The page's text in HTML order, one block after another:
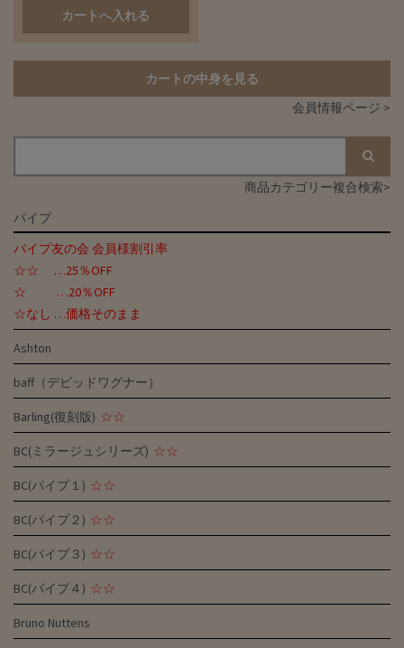
カートの中身を見る
会員情報ページ >
商品カテゴリー複合検索>
パイプ
パイプ友の会 会員様割引率
☆☆ …25％OFF
☆ …20％OFF
☆なし …価格そのまま
Ashton
baff（デビッドワグナー）
Barling(復刻版) ☆☆
BC(ミラージュシリーズ) ☆☆
BC(パイプ１) ☆☆
BC(パイプ２) ☆☆
BC(パイプ３) ☆☆
BC(パイプ４) ☆☆
Bruno Nuttens